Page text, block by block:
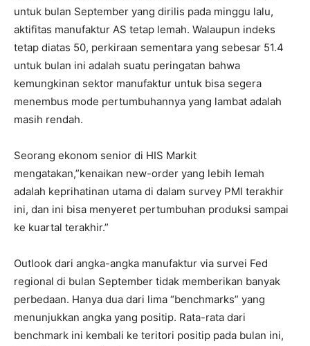
untuk bulan September yang dirilis pada minggu lalu,
aktifitas manufaktur AS tetap lemah. Walaupun indeks
tetap diatas 50, perkiraan sementara yang sebesar 51.4
untuk bulan ini adalah suatu peringatan bahwa
kemungkinan sektor manufaktur untuk bisa segera
menembus mode pertumbuhannya yang lambat adalah
masih rendah.
Seorang ekonom senior di HIS Markit
mengatakan,”kenaikan new-order yang lebih lemah
adalah keprihatinan utama di dalam survey PMI terakhir
ini, dan ini bisa menyeret pertumbuhan produksi sampai
ke kuartal terakhir.”
Outlook dari angka-angka manufaktur via survei Fed
regional di bulan September tidak memberikan banyak
perbedaan. Hanya dua dari lima “benchmarks” yang
menunjukkan angka yang positip. Rata-rata dari
benchmark ini kembali ke teritori positip pada bulan ini,